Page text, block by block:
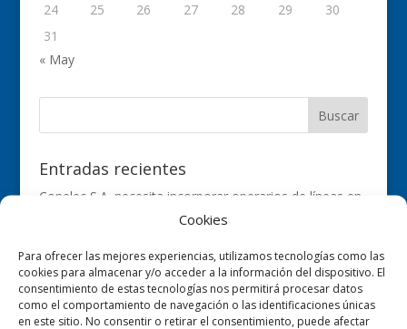
Cookies
Para ofrecer las mejores experiencias, utilizamos tecnologías como las
cookies para almacenar y/o acceder a la información del dispositivo. El
consentimiento de estas tecnologías nos permitirá procesar datos
como el comportamiento de navegación o las identificaciones únicas
en este sitio. No consentir o retirar el consentimiento, puede afectar
24
25 26 27 28 29
30
31
« May
Entradas recientes
Conelec S.A. necesita incorporar operarios de líneas en
su delegación de Asturias.
OFERTAS DE EMPLEO PARA CONELEC S.A.
Oferta de Trabajo para la Delegación de Asturias